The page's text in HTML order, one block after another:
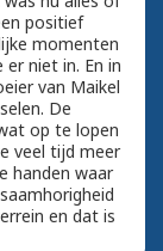
positief
momenten
niet in. En in
van Maikel
De
op te lopen
veel tijd meer
handen waar
en dat is